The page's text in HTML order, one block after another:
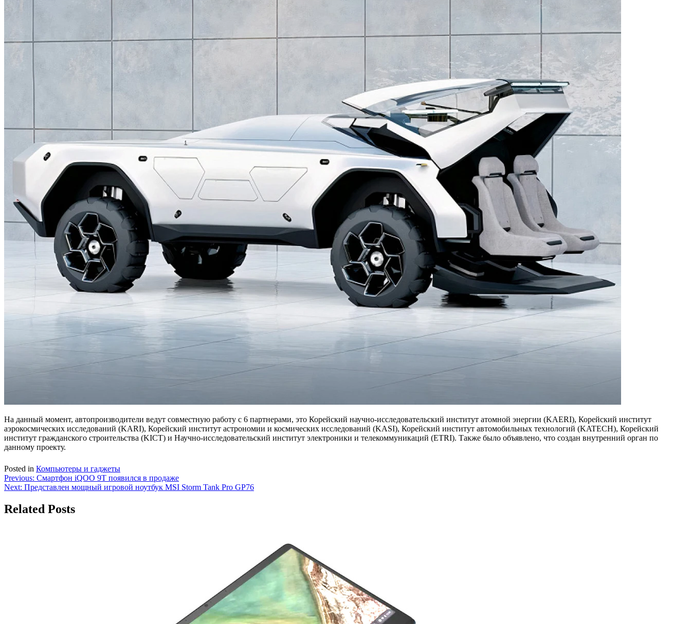
На данный момент, автопроизводители ведут совместную работу с 6 партнерами, это Корейский научно-исследовательский институт атомной энергии (KAERI), Корейский институт
аэрокосмических исследований (KARI), Корейский институт астрономии и космических исследований (KASI), Корейский институт автомобильных технологий (KATECH), Корейский
институт гражданского строительства (KICT) и Научно-исследовательский институт электроники и телекоммуникаций (ETRI). Также было объявлено, что создан внутренний орган по
данному проекту.
Posted in Компьютеры и гаджеты
Навигация
по
записям
Previous: Смартфон iQOO 9T появился в продаже
Next: Представлен мощный игровой ноутбук MSI Storm Tank Pro GP76
Related Posts